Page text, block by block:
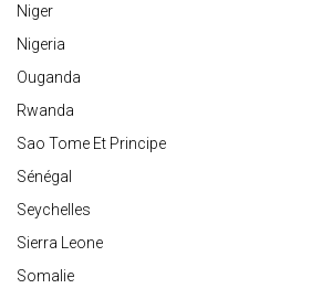
Niger
Nigeria
Ouganda
Rwanda
Sao Tome Et Principe
Sénégal
Seychelles
Sierra Leone
Somalie